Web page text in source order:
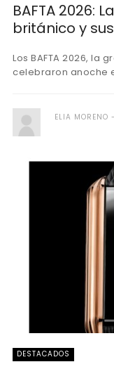
BAFTA 2026:
británico y
Los BAFTA 2026, la
celebraron anoche
ELIA MORENO
DESTACADOS